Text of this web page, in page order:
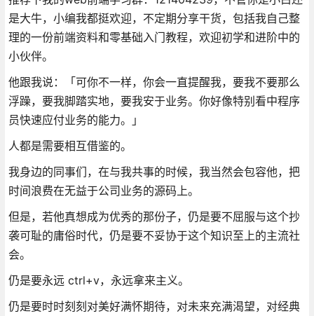
是大牛，小编我都挺欢迎，不定期分享干货，包括我自己整
理的一份前端资料和零基础入门教程，欢迎初学和进阶中的
小伙伴。
他跟我说：「可你不一样，你会一直提醒我，要我不要那么
浮躁，要我脚踏实地，要我安于业务。你好像特别看中程序
员快速应付业务的能力。」
人都是需要相互借鉴的。
我身边的同事们，在与我共事的时候，我当然会包容他，把
时间浪费在无益于公司业务的源码上。
但是，若他真想成为优秀的那份子，仍是要不屈服与这个抄
袭可耻的庸俗时代，仍是要不妥协于这个知识至上的主流社
会。
仍是要永远 ctrl+v，永远拿来主义。
仍是要时时刻刻对美好满怀期待，对未来充满渴望，对经典